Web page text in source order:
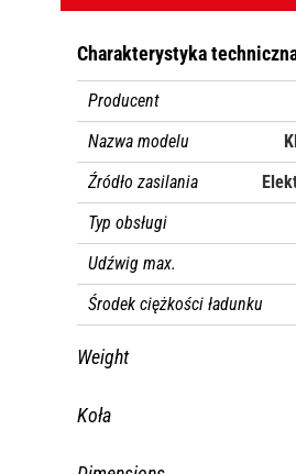
Charakterystyka
Producent
Nazwa modelu
Źródło zasilania
Typ obsługi
Udźwig max.
Środek ciężkości ładunku
Weight
Masa maszyny bez osprzętu
Koła
Typ ogumienia